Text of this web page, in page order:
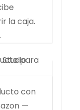
la caja.